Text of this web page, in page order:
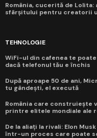
România, cucerită de
sfârșitului pentru creatorii
TEHNOLOGIE
WiFi-ul din cafenea te
dacă telefonul tău e închis
După aproape 50 de ani,
tu gândești, el execută
România care construiește
printre elitele mondiale ale
De la aliați la rivali: Elon
într-un proces care poate